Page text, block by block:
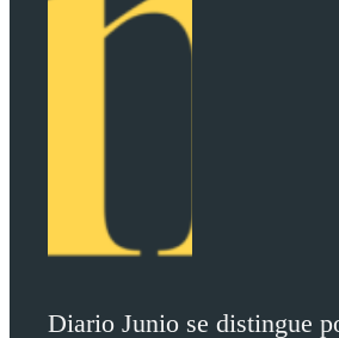
Diario Junio se distingue